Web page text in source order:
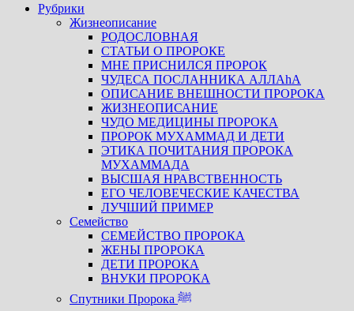
Рубрики
Жизнеописание
РОДОСЛОВНАЯ
СТАТЬИ О ПРОРОКЕ
МНЕ ПРИСНИЛСЯ ПРОРОК
ЧУДЕСА ПОСЛАННИКА АЛЛАhА
ОПИСАНИЕ ВНЕШНОСТИ ПРОРОКА
ЖИЗНЕОПИСАНИЕ
ЧУДО МЕДИЦИНЫ ПРОРОКА
ПРОРОК МУХАММАД И ДЕТИ
ЭТИКА ПОЧИТАНИЯ ПРОРОКА
МУХАММАДА
ВЫСШАЯ НРАВСТВЕННОСТЬ
ЕГО ЧЕЛОВЕЧЕСКИЕ КАЧЕСТВА
ЛУЧШИЙ ПРИМЕР
Семейство
СЕМЕЙСТВО ПРОРОКА
ЖЕНЫ ПРОРОКА
ДЕТИ ПРОРОКА
ВНУКИ ПРОРОКА
Спутники Пророка ﷺ